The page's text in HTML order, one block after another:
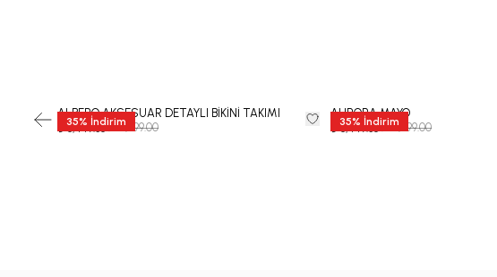
35% İndirim
ALBERO AKSESUAR DETAYLI BİKİNİ TAKIMI
₺ 8,449.35₺ 12,999.00 35% İndirim
AURORA MAYO
₺ 8,449.35₺ 12,999.00